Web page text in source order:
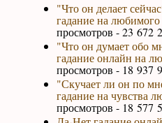
"Что он делает
гадание на любимого
просмотров - 23 672
"Что он думает обо
гадание онлайн на
просмотров - 18 937
"Скучает ли он по
гадание на чувства
просмотров - 18 577